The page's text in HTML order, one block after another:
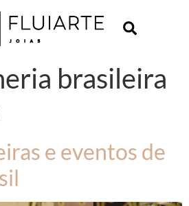
brasileira
e eventos de